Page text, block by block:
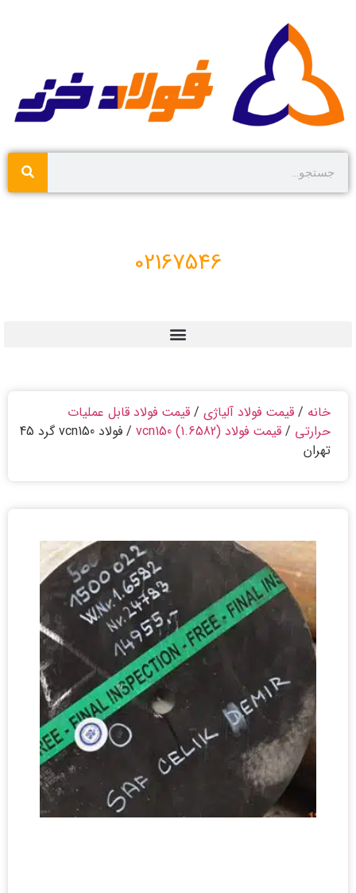
02167546
خانه / قیمت فولاد آلیاژی / قیمت فولاد قابل عملیات
حرارتی / قیمت فولاد vcn150 (1.6582)
/ فولاد vcn150 گرد 45
تهران